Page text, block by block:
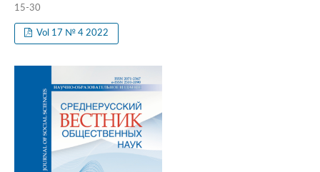
15-30
Vol 17 № 4 2022